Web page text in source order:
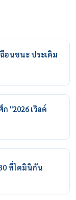
อนชนะ ประเดิม
"2026 เวิลด์
ที่โดมินิกัน